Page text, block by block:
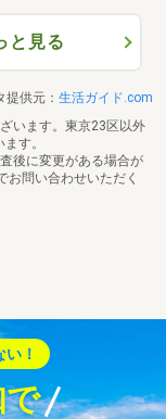
と見る
提供元： 生活ガイド.com
います。東京23区以外
す。
後に変更がある場合が
お問い合わせいただく
！